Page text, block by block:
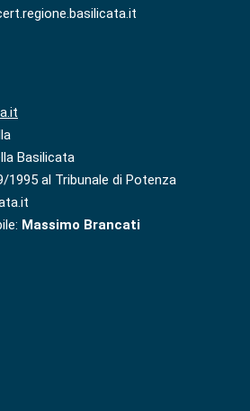
Basilicata
1995 al Tribunale di Potenza
Massimo Brancati